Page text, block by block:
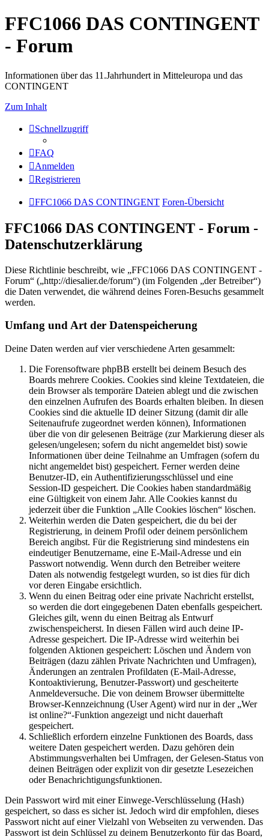
FFC1066 DAS CONTINGENT
- Forum
Informationen über das 11.Jahrhundert in Mitteleuropa und das
CONTINGENT
Zum Inhalt
Schnellzugriff
FAQ
Anmelden
Registrieren
FFC1066 DAS CONTINGENT Foren-Übersicht
FFC1066 DAS CONTINGENT - Forum -
Datenschutzerklärung
Diese Richtlinie beschreibt, wie „FFC1066 DAS CONTINGENT -
Forum“ („http://diesalier.de/forum“) (im Folgenden „der Betreiber“)
die Daten verwendet, die während deines Foren-Besuchs gesammelt
werden.
Umfang und Art der Datenspeicherung
Deine Daten werden auf vier verschiedene Arten gesammelt:
Die Forensoftware phpBB erstellt bei deinem Besuch des
Boards mehrere Cookies. Cookies sind kleine Textdateien, die
dein Browser als temporäre Dateien ablegt und die zwischen
den einzelnen Aufrufen des Boards erhalten bleiben. In diesen
Cookies sind die aktuelle ID deiner Sitzung (damit dir alle
Seitenaufrufe zugeordnet werden können), Informationen
über die von dir gelesenen Beiträge (zur Markierung dieser als
gelesen/ungelesen; sofern du nicht angemeldet bist) sowie
Informationen über deine Teilnahme an Umfragen (sofern du
nicht angemeldet bist) gespeichert. Ferner werden deine
Benutzer-ID, ein Authentifizierungsschlüssel und eine
Session-ID gespeichert. Die Cookies haben standardmäßig
eine Gültigkeit von einem Jahr. Alle Cookies kannst du
jederzeit über die Funktion „Alle Cookies löschen“ löschen.
Weiterhin werden die Daten gespeichert, die du bei der
Registrierung, in deinem Profil oder deinem persönlichem
Bereich angibst. Für die Registrierung sind mindestens ein
eindeutiger Benutzername, eine E-Mail-Adresse und ein
Passwort notwendig. Wenn durch den Betreiber weitere
Daten als notwendig festgelegt wurden, so ist dies für dich
vor deren Eingabe ersichtlich.
Wenn du einen Beitrag oder eine private Nachricht erstellst,
so werden die dort eingegebenen Daten ebenfalls gespeichert.
Gleiches gilt, wenn du einen Beitrag als Entwurf
zwischenspeicherst. In diesen Fällen wird auch deine IP-
Adresse gespeichert. Die IP-Adresse wird weiterhin bei
folgenden Aktionen gespeichert: Löschen und Ändern von
Beiträgen (dazu zählen Private Nachrichten und Umfragen),
Änderungen an zentralen Profildaten (E-Mail-Adresse,
Kontoaktivierung, Benutzer-Passwort) und gescheiterte
Anmeldeversuche. Die von deinem Browser übermittelte
Browser-Kennzeichnung (User Agent) wird nur in der „Wer
ist online?“-Funktion angezeigt und nicht dauerhaft
gespeichert.
Schließlich erfordern einzelne Funktionen des Boards, dass
weitere Daten gespeichert werden. Dazu gehören dein
Abstimmungsverhalten bei Umfragen, der Gelesen-Status von
deinen Beiträgen oder explizit von dir gesetzte Lesezeichen
oder Benachrichtigungsfunktionen.
Dein Passwort wird mit einer Einwege-Verschlüsselung (Hash)
gespeichert, so dass es sicher ist. Jedoch wird dir empfohlen, dieses
Passwort nicht auf einer Vielzahl von Webseiten zu verwenden. Das
Passwort ist dein Schlüssel zu deinem Benutzerkonto für das Board,